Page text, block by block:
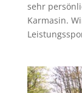
sehr
Karmasin.